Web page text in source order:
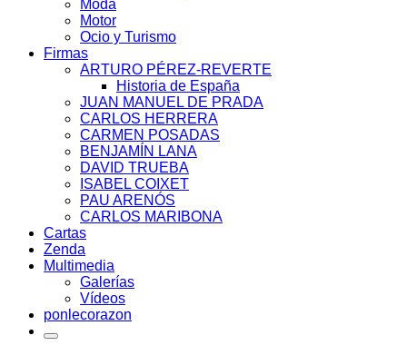
Moda
Motor
Ocio y Turismo
Firmas
ARTURO PÉREZ-REVERTE
Historia de España
JUAN MANUEL DE PRADA
CARLOS HERRERA
CARMEN POSADAS
BENJAMÍN LANA
DAVID TRUEBA
ISABEL COIXET
PAU ARENÓS
CARLOS MARIBONA
Cartas
Zenda
Multimedia
Galerías
Vídeos
ponlecorazon